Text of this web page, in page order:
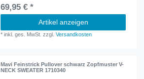
69,95 € *
Artikel anzeigen
*inkl. ges. MwSt. zzgl.Versandkosten
Mavi Feinstrick Pullover schwarz Zopfmuster V-
NECK SWEATER 1710340